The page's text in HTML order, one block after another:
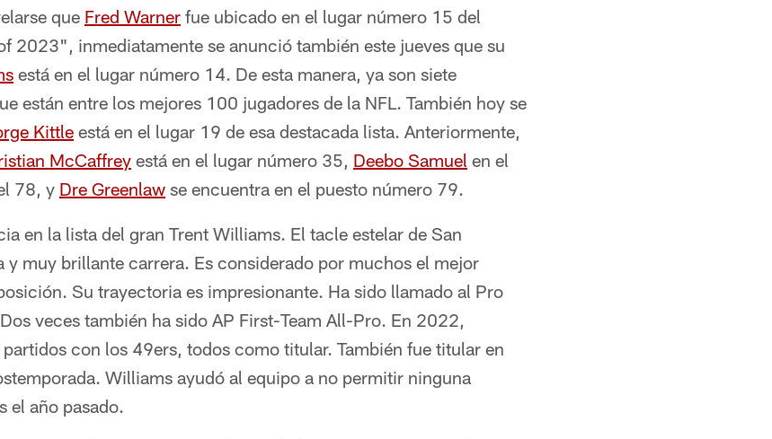
que Fred Warner fue ubicado en el lugar número 15 del
2023", inmediatamente se anunció también este jueves que su
está en el lugar número 14. De esta manera, ya son siete
están entre los mejores 100 jugadores de la NFL. También hoy se
Kittle está en el lugar 19 de esa destacada lista. Anteriormente,
McCaffrey está en el lugar número 35, Deebo Samuel en el
78, y Dre Greenlaw se encuentra en el puesto número 79.
en la lista del gran Trent Williams. El tacle estelar de San
y muy brillante carrera. Es considerado por muchos el mejor
Su trayectoria es impresionante. Ha sido llamado al Pro
veces también ha sido AP First-Team All-Pro. En 2022,
con los 49ers, todos como titular. También fue titular en
Williams ayudó al equipo a no permitir ninguna
el año pasado.